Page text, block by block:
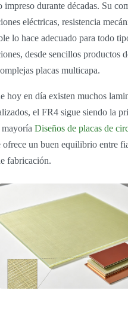
impreso durante décadas. Su
eléctricas, resistencia
lo hace adecuado para todo
desde sencillos productos
placas multicapa.
hoy en día existen muchos
el FR4 sigue siendo la
mayoría Diseños de placas de
ofrece un buen equilibrio entre
fabricación.